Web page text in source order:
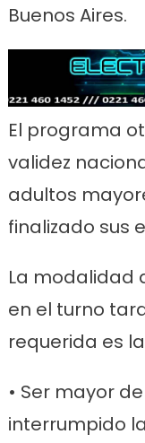
Buenos Aires.
El programa
validez
adultos
finalizado sus
La modalidad
en el turno
requerida es
• Ser mayor
interrumpido